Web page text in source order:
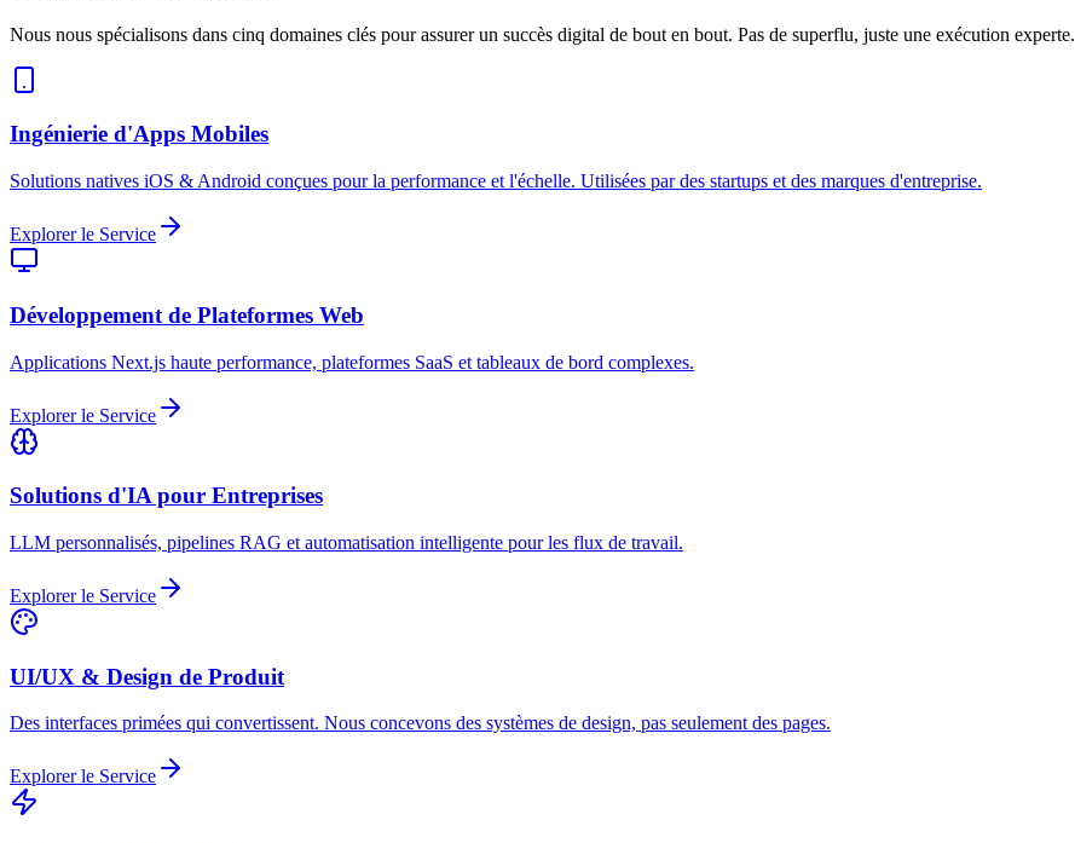
Nous nous spécialisons dans cinq domaines clés pour assurer un succès digital de bout en bout. Pas de superflu, juste une exécution experte.
Ingénierie d'Apps Mobiles
Solutions natives iOS & Android conçues pour la performance et l'échelle. Utilisées par des startups et des marques d'entreprise.
Explorer le Service
Développement de Plateformes Web
Applications Next.js haute performance, plateformes SaaS et tableaux de bord complexes.
Explorer le Service
Solutions d'IA pour Entreprises
LLM personnalisés, pipelines RAG et automatisation intelligente pour les flux de travail.
Explorer le Service
UI/UX & Design de Produit
Des interfaces primées qui convertissent. Nous concevons des systèmes de design, pas seulement des pages.
Explorer le Service